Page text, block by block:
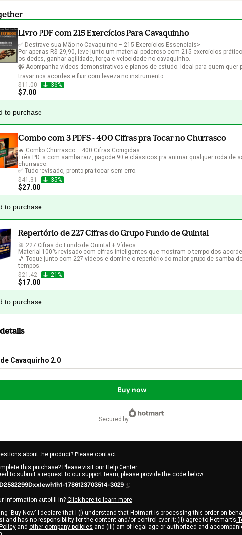
Livro PDF com 215 Exercícios Para Cavaquinho
✅ Destrave sua Mão no Cavaquinho – 215 Exercícios Essenciais>
Por apenas R$ 29,90, leve junto um material poderoso com 215 exercícios
os dedos, ganhar agilidade, força e velocidade no cavaquinho.
📹 Acompanha vídeos demonstrativos e planos de estudo. Ideal para quem quer
travar nos acordes e fluir com leveza no instrumento.
$11.00
36%
$7.00
to purchase
Combo com 3 PDFS - 400 Cifras pra Tocar no Churrasco
🔥 Combo Churrasco – 400 Cifras Corrigidas
Três PDFs com samba raiz, pagode 90 e clássicos pra animar qualquer roda de
churrasco.
✅ Tudo revisado, pronto pra tocar sem erro.
$41.31
35%
$27.00
to purchase
Repertório de 227 Cifras do Grupo Fundo de Quintal
🥁 227 Cifras do Fundo de Quintal + Vídeos
Material 100% revisado com cifras inteligentes que mostram o tempo dos
🎵 Toque junto com 227 vídeos e domine o repertório do maior grupo de samba
tempos.
$21.42
21%
$17.00
to purchase
Cavaquinho 2.0
Buy now
secured by
about the product? Please contact
this purchase? Please visit our Help Center
to submit a request to our support team, please provide the code below:
1786123703514-3029
information autofill in? Click here to learn more.
'Buy Now' I declare that I (i) understand that Hotmart is processing this order on
and has no responsibility for the content and/or control over it; (ii) agree to Hotmart’s
and other company policies and (iii) am of legal age or authorized and